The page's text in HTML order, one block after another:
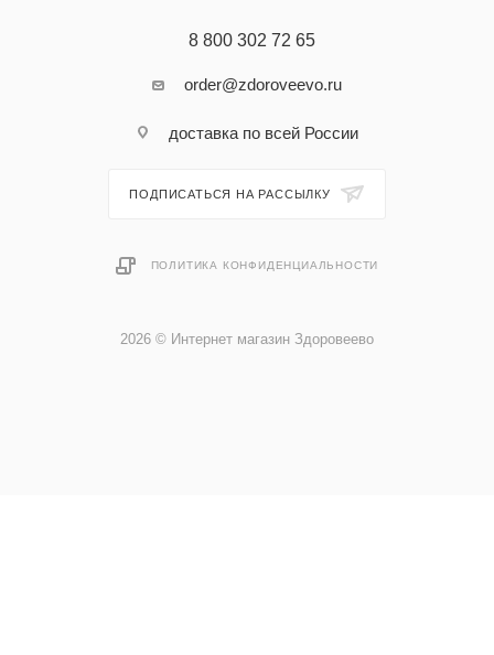
8 800 302 72 65
order@zdoroveevo.ru
доставка по всей России
ПОДПИСАТЬСЯ НА РАССЫЛКУ
ПОЛИТИКА КОНФИДЕНЦИАЛЬНОСТИ
2026 © Интернет магазин Здоровеево